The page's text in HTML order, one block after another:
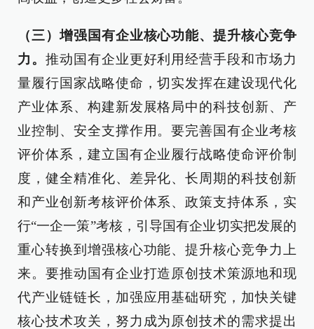
（三）增强国有企业核心功能、提升核心竞争
力。 推动国有企业更好利用经营手段和市场力
量履行国家战略使命，切实发挥在建设现代化
产业体系、构建新发展格局中的科技创新、产
业控制、安全支撑作用。要完善国有企业考核
评价体系，建立国有企业履行战略使命评价制
度，健全精准化、差异化、长周期的科技创新
和产业创新考核评价体系、政策支持体系，实
行“一企一策”考核，引导国有企业切实把发展的
重心转换到增强核心功能、提升核心竞争力上
来。要推动国有企业打造原创技术策源地和现
代产业链链长，加强应用基础研究，加快关键
核心技术攻关，努力成为原创技术的需求提出